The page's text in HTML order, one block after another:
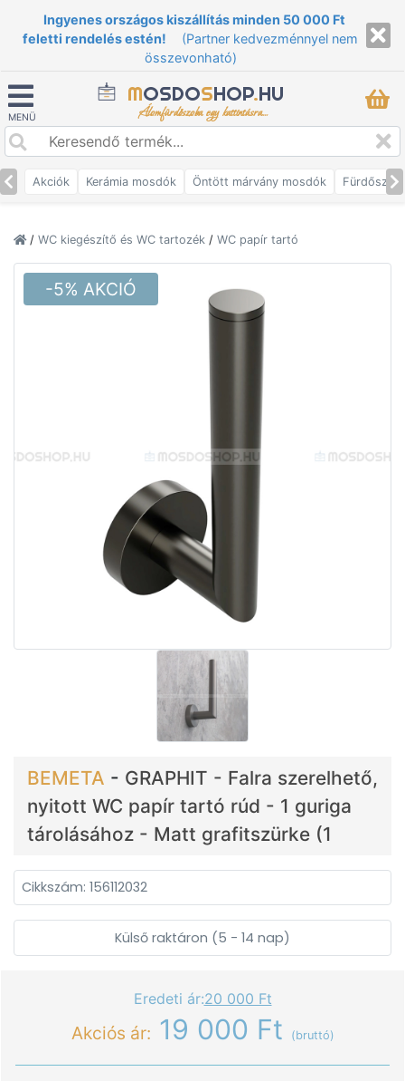
Ingyenes országos kiszállítás minden 50 000 Ft
feletti rendelés estén!
(Partner kedvezménnyel nem
összevonható)
MENÜ
MOSDOSHOP.HU
Álomfürdőszoba egy kattintásra...
Akciók Kerámia mosdók Öntött márvány mosdók
/ WC kiegészítő és WC tartozék / WC papír tartó
-5% AKCIÓ
BEMETA - GRAPHIT - Falra szerelhető,
nyitott WC papír tartó rúd - 1 guriga
tárolásához - Matt grafitszürke (1
Cikkszám: 156112032
Külső raktáron (5 - 14 nap)
Eredeti ár:20 000 Ft
Akciós ár: 19 000 Ft (bruttó)